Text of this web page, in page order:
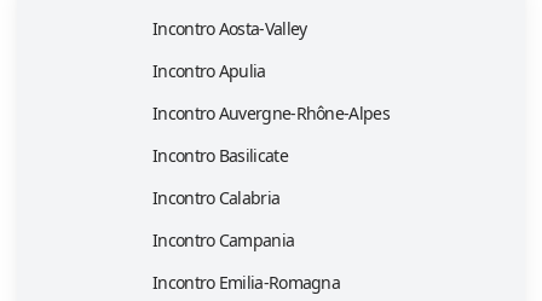
Incontro Aosta-Valley
Incontro Apulia
Incontro Auvergne-Rhône-Alpes
Incontro Basilicate
Incontro Calabria
Incontro Campania
Incontro Emilia-Romagna